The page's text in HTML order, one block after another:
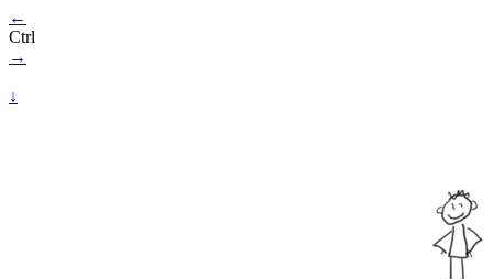
←
Ctrl
→
↓